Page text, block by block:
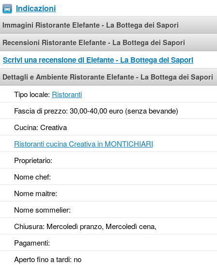
Indicazioni
Immagini Ristorante Elefante - La Bottega dei Sapori
Recensioni Ristorante Elefante - La Bottega dei Sapori
Scrivi una recensione di Elefante - La Bottega dei Sapori
Dettagli e Ambiente Ristorante Elefante - La Bottega dei Sapori
Tipo locale: Ristoranti
Fascia di prezzo: 30,00-40,00 euro (senza bevande)
Cucina: Creativa
Ristoranti cucina Creativa in MONTICHIARI
Proprietario:
Nome chef:
Nome maitre:
Nome sommelier:
Chiusura: Mercoledì pranzo, Mercoledì cena,
Pagamenti:
Aperto fino a tardi: no